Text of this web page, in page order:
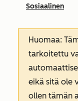
Sosiaalinen
Huomaa:
tarkoitettu
eikä sitä ole
ollen tämän